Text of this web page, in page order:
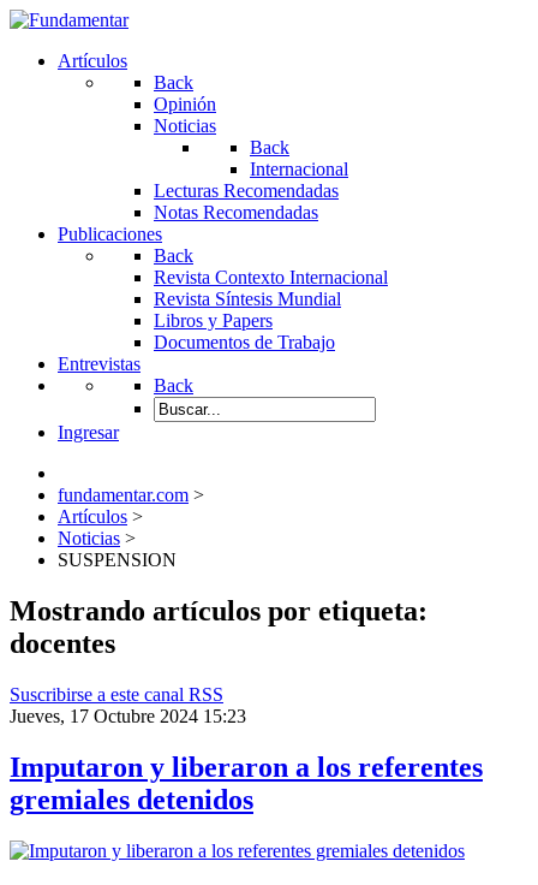
Artículos
Back
Opinión
Noticias
Back
Internacional
Lecturas Recomendadas
Notas Recomendadas
Publicaciones
Back
Revista Contexto Internacional
Revista Síntesis Mundial
Libros y Papers
Documentos de Trabajo
Entrevistas
Back
Ingresar
fundamentar.com >
Artículos >
Noticias >
SUSPENSION
Mostrando artículos por etiqueta:
docentes
Suscribirse a este canal RSS
Jueves, 17 Octubre 2024 15:23
Imputaron y liberaron a los referentes
gremiales detenidos